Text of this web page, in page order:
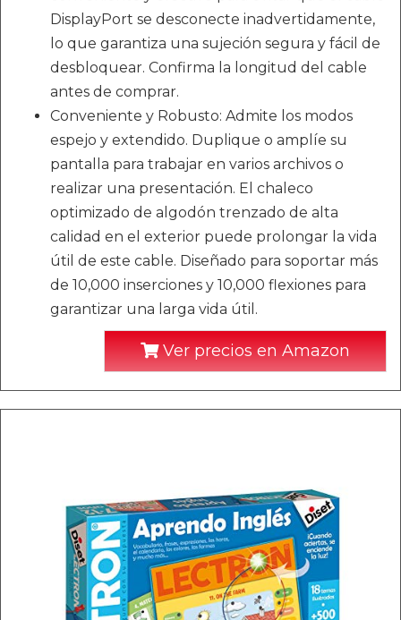
DisplayPort se desconecte inadvertidamente,
lo que garantiza una sujeción segura y fácil de
desbloquear. Confirma la longitud del cable
antes de comprar.
Conveniente y Robusto: Admite los modos
espejo y extendido. Duplique o amplíe su
pantalla para trabajar en varios archivos o
realizar una presentación. El chaleco
optimizado de algodón trenzado de alta
calidad en el exterior puede prolongar la vida
útil de este cable. Diseñado para soportar más
de 10,000 inserciones y 10,000 flexiones para
garantizar una larga vida útil.
Ver precios en Amazon